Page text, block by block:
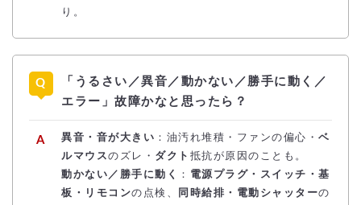
り。
「うるさい／異音／動かない／勝手に動く／
エラー」故障かなと思ったら？
異音・音が大きい ：油汚れ堆積・ファンの偏心・ ベ
ルマウスのズレ・ ダクト 抵抗が原因のことも。
動かない／勝手に動く
：
電源プラグ・スイッチ・基
板・リモコンの点検、 同時給排・電動シャッターの